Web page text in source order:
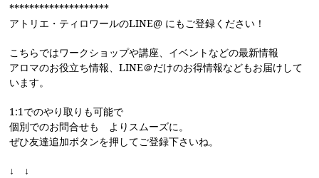
********************
アトリエ・ティロワールのLINE@ にもご登録ください！
こちらではワークショップや講座、イベントなどの最新情報
アロマのお役立ち情報、LINE＠だけのお得情報などもお届けして
います。
1:1でのやり取りも可能で
個別でのお問合せも よりスムーズに。
ぜひ友達追加ボタンを押してご登録下さいね。
↓ ↓